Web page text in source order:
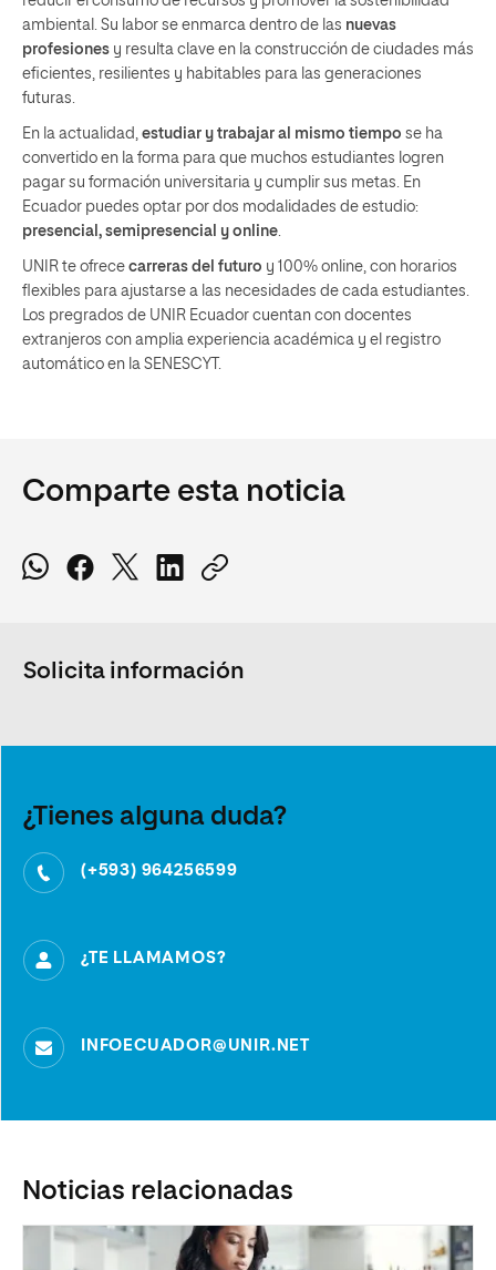
ambiental. Su labor se enmarca dentro de las nuevas
profesiones y resulta clave en la construcción de ciudades más
eficientes, resilientes y habitables para las generaciones
futuras.
En la actualidad, estudiar y trabajar al mismo tiempo se ha
convertido en la forma para que muchos estudiantes logren
pagar su formación universitaria y cumplir sus metas. En
Ecuador puedes optar por dos modalidades de estudio:
presencial, semipresencial y online.
UNIR te ofrece carreras del futuro y 100% online, con horarios
flexibles para ajustarse a las necesidades de cada estudiantes.
Los pregrados de UNIR Ecuador cuentan con docentes
extranjeros con amplia experiencia académica y el registro
automático en la SENESCYT.
Comparte esta noticia
Solicita información
¿Tienes alguna duda?
(+593) 964256599
¿TE LLAMAMOS?
INFOECUADOR@UNIR.NET
Noticias relacionadas